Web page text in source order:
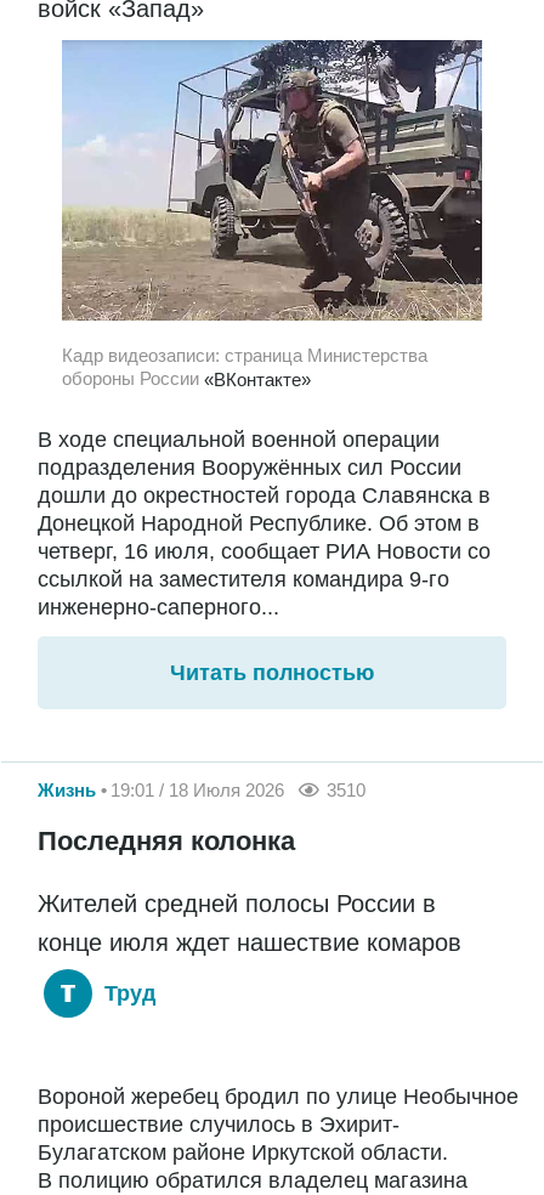
войск «Запад»
Кадр видеозаписи: страница Министерства
обороны России «ВКонтакте»
В ходе специальной военной операции
подразделения Вооружённых сил России
дошли до окрестностей города Славянска в
Донецкой Народной Республике. Об этом в
четверг, 16 июля, сообщает РИА Новости со
ссылкой на заместителя командира 9-го
инженерно-саперного...
Читать полностью
Жизнь 19:01 / 18 Июля 2026 3510
Последняя колонка
Жителей средней полосы России в
конце июля ждет нашествие комаров
Труд
Вороной жеребец бродил по улице Необычное
происшествие случилось в Эхирит-
Булагатском районе Иркутской области.
В полицию обратился владелец магазина